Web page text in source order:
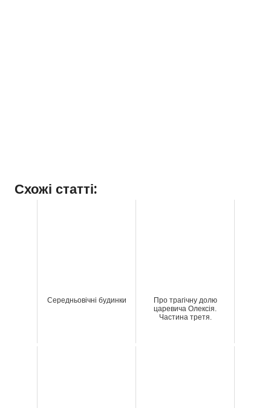
Схожі статті:
Середньовічні будинки
Про трагічну долю
царевича Олексія.
Частина третя.